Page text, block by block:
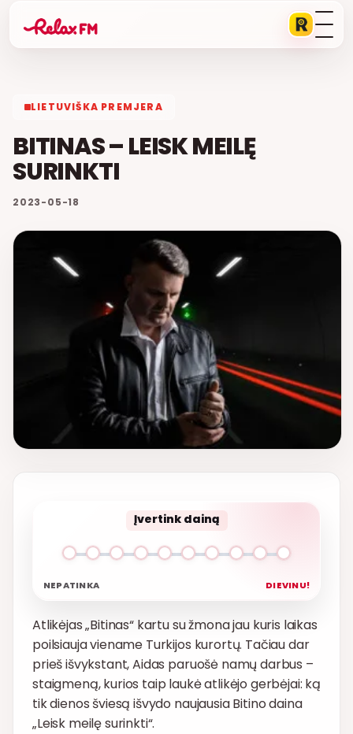
LIETUVIŠKA PREMJERA
BITINAS – LEISK MEILĘ
SURINKTI
2023-05-18
Įvertink dainą
NEPATINKA DIEVINU!
Atlikėjas „Bitinas“ kartu su žmona jau kuris laikas
poilsiauja viename Turkijos kurortų. Tačiau dar
prieš išvykstant, Aidas paruošė namų darbus –
staigmeną, kurios taip laukė atlikėjo gerbėjai: ką
tik dienos šviesą išvydo naujausia Bitino daina
„Leisk meilę surinkti“.